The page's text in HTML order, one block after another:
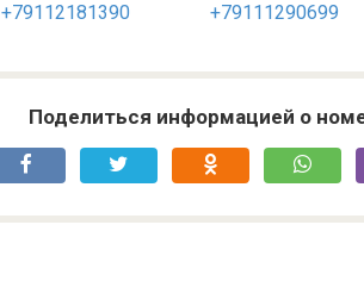
+79112181390 +79111290699
Поделиться информацией о